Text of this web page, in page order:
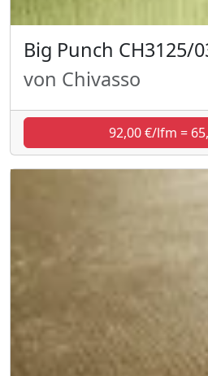
Big Punch CH3125/
von Chivasso
92,00 €/lfm =